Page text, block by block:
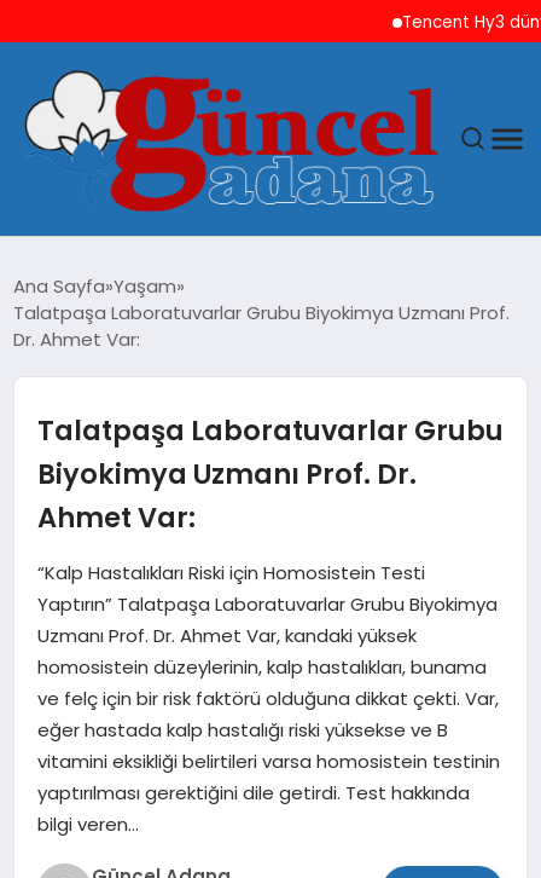
Tencent Hy3 dünya
GÜNCEL
SAĞLIK
SPOR
TEKNOLOJI
Ana Sayfa Yaşam
Talatpaşa Laboratuvarlar Grubu Biyokimya Uzmanı Prof.
Dr. Ahmet Var:
Talatpaşa Laboratuvarlar Grubu
Biyokimya Uzmanı Prof. Dr.
Ahmet Var:
“Kalp Hastalıkları Riski için Homosistein Testi
Yaptırın” Talatpaşa Laboratuvarlar Grubu Biyokimya
Uzmanı Prof. Dr. Ahmet Var, kandaki yüksek
homosistein düzeylerinin, kalp hastalıkları, bunama
ve felç için bir risk faktörü olduğuna dikkat çekti. Var,
eğer hastada kalp hastalığı riski yüksekse ve B
vitamini eksikliği belirtileri varsa homosistein testinin
yaptırılması gerektiğini dile getirdi. Test hakkında
bilgi veren…